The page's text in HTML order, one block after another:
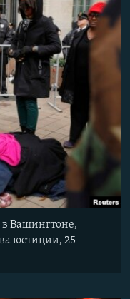
в Вашингтоне,
юстиции, 25